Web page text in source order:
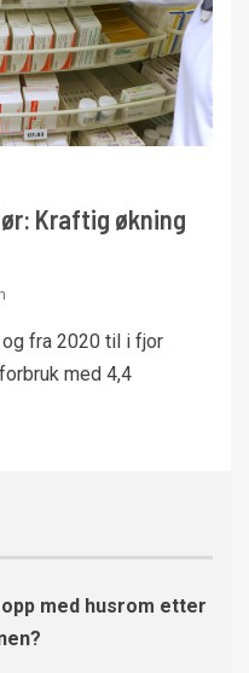
Kraftig økning
fra 2020 til i fjor
med 4,4
med husrom etter